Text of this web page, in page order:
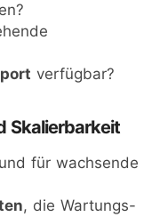
verfügbar?
Skalierbarkeit
und für wachsende
, die Wartungs-